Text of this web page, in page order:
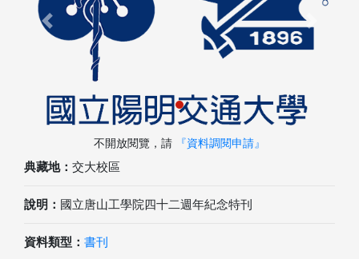
典藏地： 交大校區
說明： 國立唐山工學院四十二週年紀念特刊
資料類型： 書刊
Previous Next
不開放閱覽，請 『資料調閱申請』